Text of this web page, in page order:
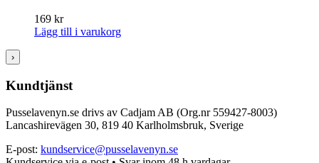
169 kr
Lägg till i varukorg
›
Kundtjänst
Pusselavenyn.se drivs av Cadjam AB (Org.nr 559427-8003)
Lancashirevägen 30, 819 40 Karlholmsbruk, Sverige
E-post: kundservice@pusselavenyn.se